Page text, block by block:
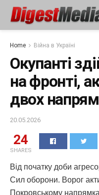
Home Війна в Україні
Окупанті
на фронті,
двох
20.05.2026
24
SHARES
Від початку доби
Сил оборони. Ворог
Покровському